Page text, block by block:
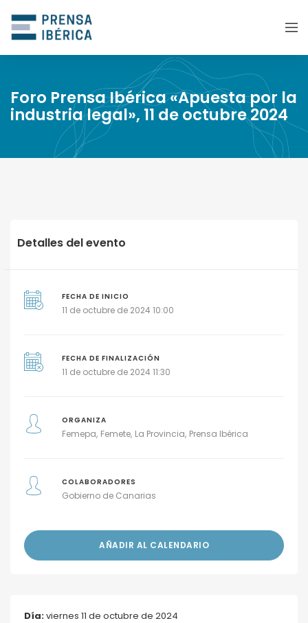
Foro Prensa Ibérica «Apuesta por la
industria legal», 11 de octubre 2024
Detalles del evento
FECHA DE INICIO
11 de octubre de 2024 10:00
FECHA DE FINALIZACIÓN
11 de octubre de 2024 11:30
ORGANIZA
Femepa Femete La Provincia Prensa Ibérica
COLABORADORES
Gobierno de Canarias
AÑADIR AL CALENDARIO
Día:viernes 11 de octubre de 2024